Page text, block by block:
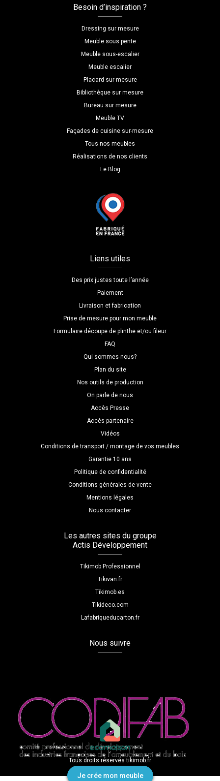
Je crée mon meuble
Besoin d’inspiration ?
Dressing sur mesure
Meuble sous pente
Meuble sous-escalier
Meuble escalier
Placard sur-mesure
Bibliothèque sur mesure
Bureau sur mesure
Meuble TV
Façades de cuisine sur-mesure
Tous nos meubles
Réalisations de nos clients
Le Blog
Liens utiles
Des prix justes toute l’année
Paiement
Livraison et fabrication
Prise de mesure pour mon meuble
Formulaire découpe de plinthe et/ou fileur
FAQ
Qui sommes-nous?
Plan du site
Nos outils de production
On parle de nous
Accès Presse
Accès partenaire
Vidéos
Conditions de transport / montage de vos meubles
Garantie 10 ans
Politique de confidentialité
Conditions générales de vente
Mentions légales
Nous contacter
Les autres sites du groupe
Actis Développement
Tikimob Professionnel
Tikivan.fr
Tikimob.es
Tikideco.com
Lafabriqueducarton.fr
Nous suivre
Tous droits réservés tikimob.fr